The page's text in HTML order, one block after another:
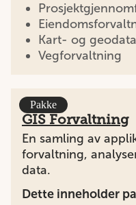
Kart- og geodata
Vegforvaltning
Pakke
GIS Forvaltning
En samling av
forvaltning,
data.
Dette inneholder